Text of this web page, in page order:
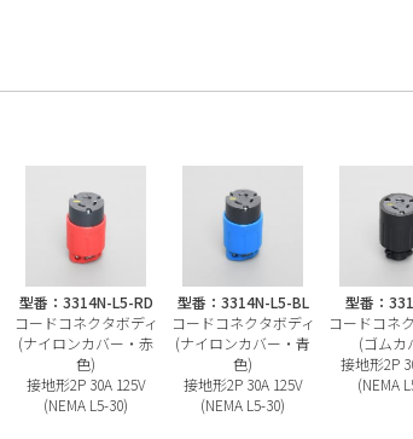
型番：3314N-L5-RD
コードコネクタボディ
(ナイロンカバー・赤
色)
接地形2P 30A 125V
(NEMA L5-30)
型番：3314N-L5-BL
コードコネクタボディ
(ナイロンカバー・青
色)
接地形2P 30A 125V
(NEMA L5-30)
型番：
コードコネ
(ゴムカ
接地形2P
(NEMA